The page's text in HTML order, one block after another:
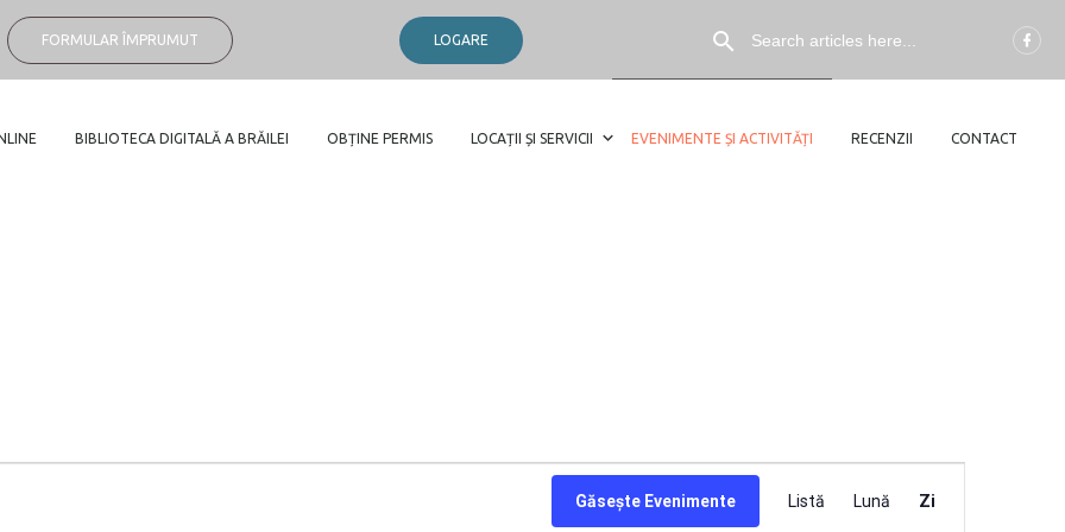
FORMULAR ÎMPRUMUT LOGARE
BIBLIOTECA DIGITALĂ A BRĂILEI OBȚINE PERMIS LOCAȚII ȘI SERVICII EVENIMENTE ȘI ACTIVITĂȚI RECENZII CONTACT
Găsește Evenimente
ÎN
Listă Lună Zi